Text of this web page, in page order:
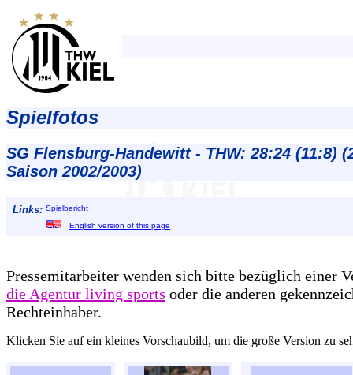
Spielfotos
SG Flensburg-Handewitt - THW: 28:24 (11:8)
Saison 2002/2003)
Links: Spielbericht
English version of this page
Pressemitarbeiter wenden sich bitte bezüglich einer
die Agentur living sports oder die anderen
Rechteinhaber.
Klicken Sie auf ein kleines Vorschaubild, um die große Version zu